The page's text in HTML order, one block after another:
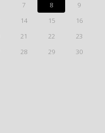
7 8
9
14 15
16
21 22
23
28 29
30